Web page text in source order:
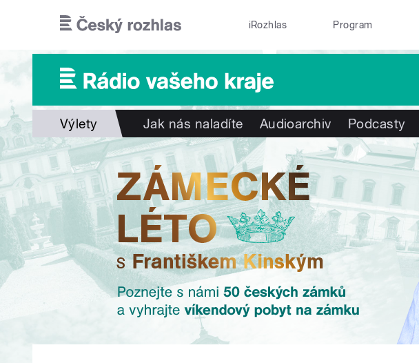
iRozhlas Program
Výlety Jak nás naladíte Audioarchiv Podcasty